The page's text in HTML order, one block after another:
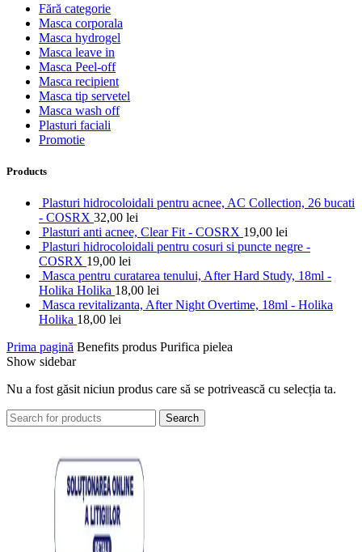
Fără categorie
Masca corporala
Masca hydrogel
Masca leave in
Masca Peel-off
Masca recipient
Masca tip servetel
Masca wash off
Plasturi faciali
Promotie
Products
Plasturi hidrocoloidali pentru acnee, AC Collection, 26 bucati
- COSRX 32,00 lei
Plasturi anti acnee, Clear Fit - COSRX 19,00 lei
Plasturi hidrocoloidali pentru cosuri si puncte negre -
COSRX 19,00 lei
Masca pentru curatarea tenului, After Hard Study, 18ml -
Holika Holika 18,00 lei
Masca revitalizanta, After Night Overtime, 18ml - Holika
Holika 18,00 lei
Prima pagină Benefits produs Purifica pielea
Show sidebar
Nu a fost găsit niciun produs care să se potrivească cu selecția ta.
Search